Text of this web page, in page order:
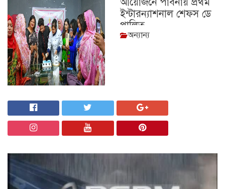
ইন্টারন্যাশনাল শেফস ডে
পালিত
অন্যান্য